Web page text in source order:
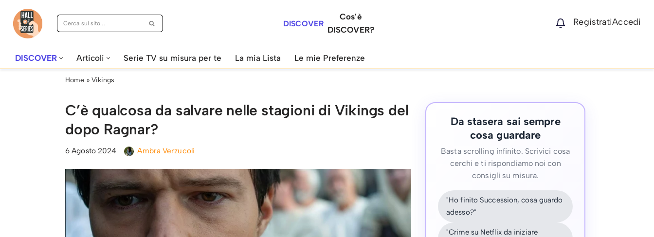
Vai
DISCOVER
Cos'è
DISCOVER?
RegistratiAccedi
DISCOVER Articoli Serie TV su misura per te La mia Lista Le mie Preferenze
Home » Vikings
C’è qualcosa da salvare nelle stagioni di Vikings del
dopo Ragnar?
6 Agosto 2024 Ambra Verzucoli
Da stasera sai sempre
cosa guardare
Basta scrolling infinito. Scrivici cosa
cerchi e ti rispondiamo noi con
consigli su misura.
"Ho finito Succession, cosa guardo
adesso?"
"Crime su Netflix da iniziare